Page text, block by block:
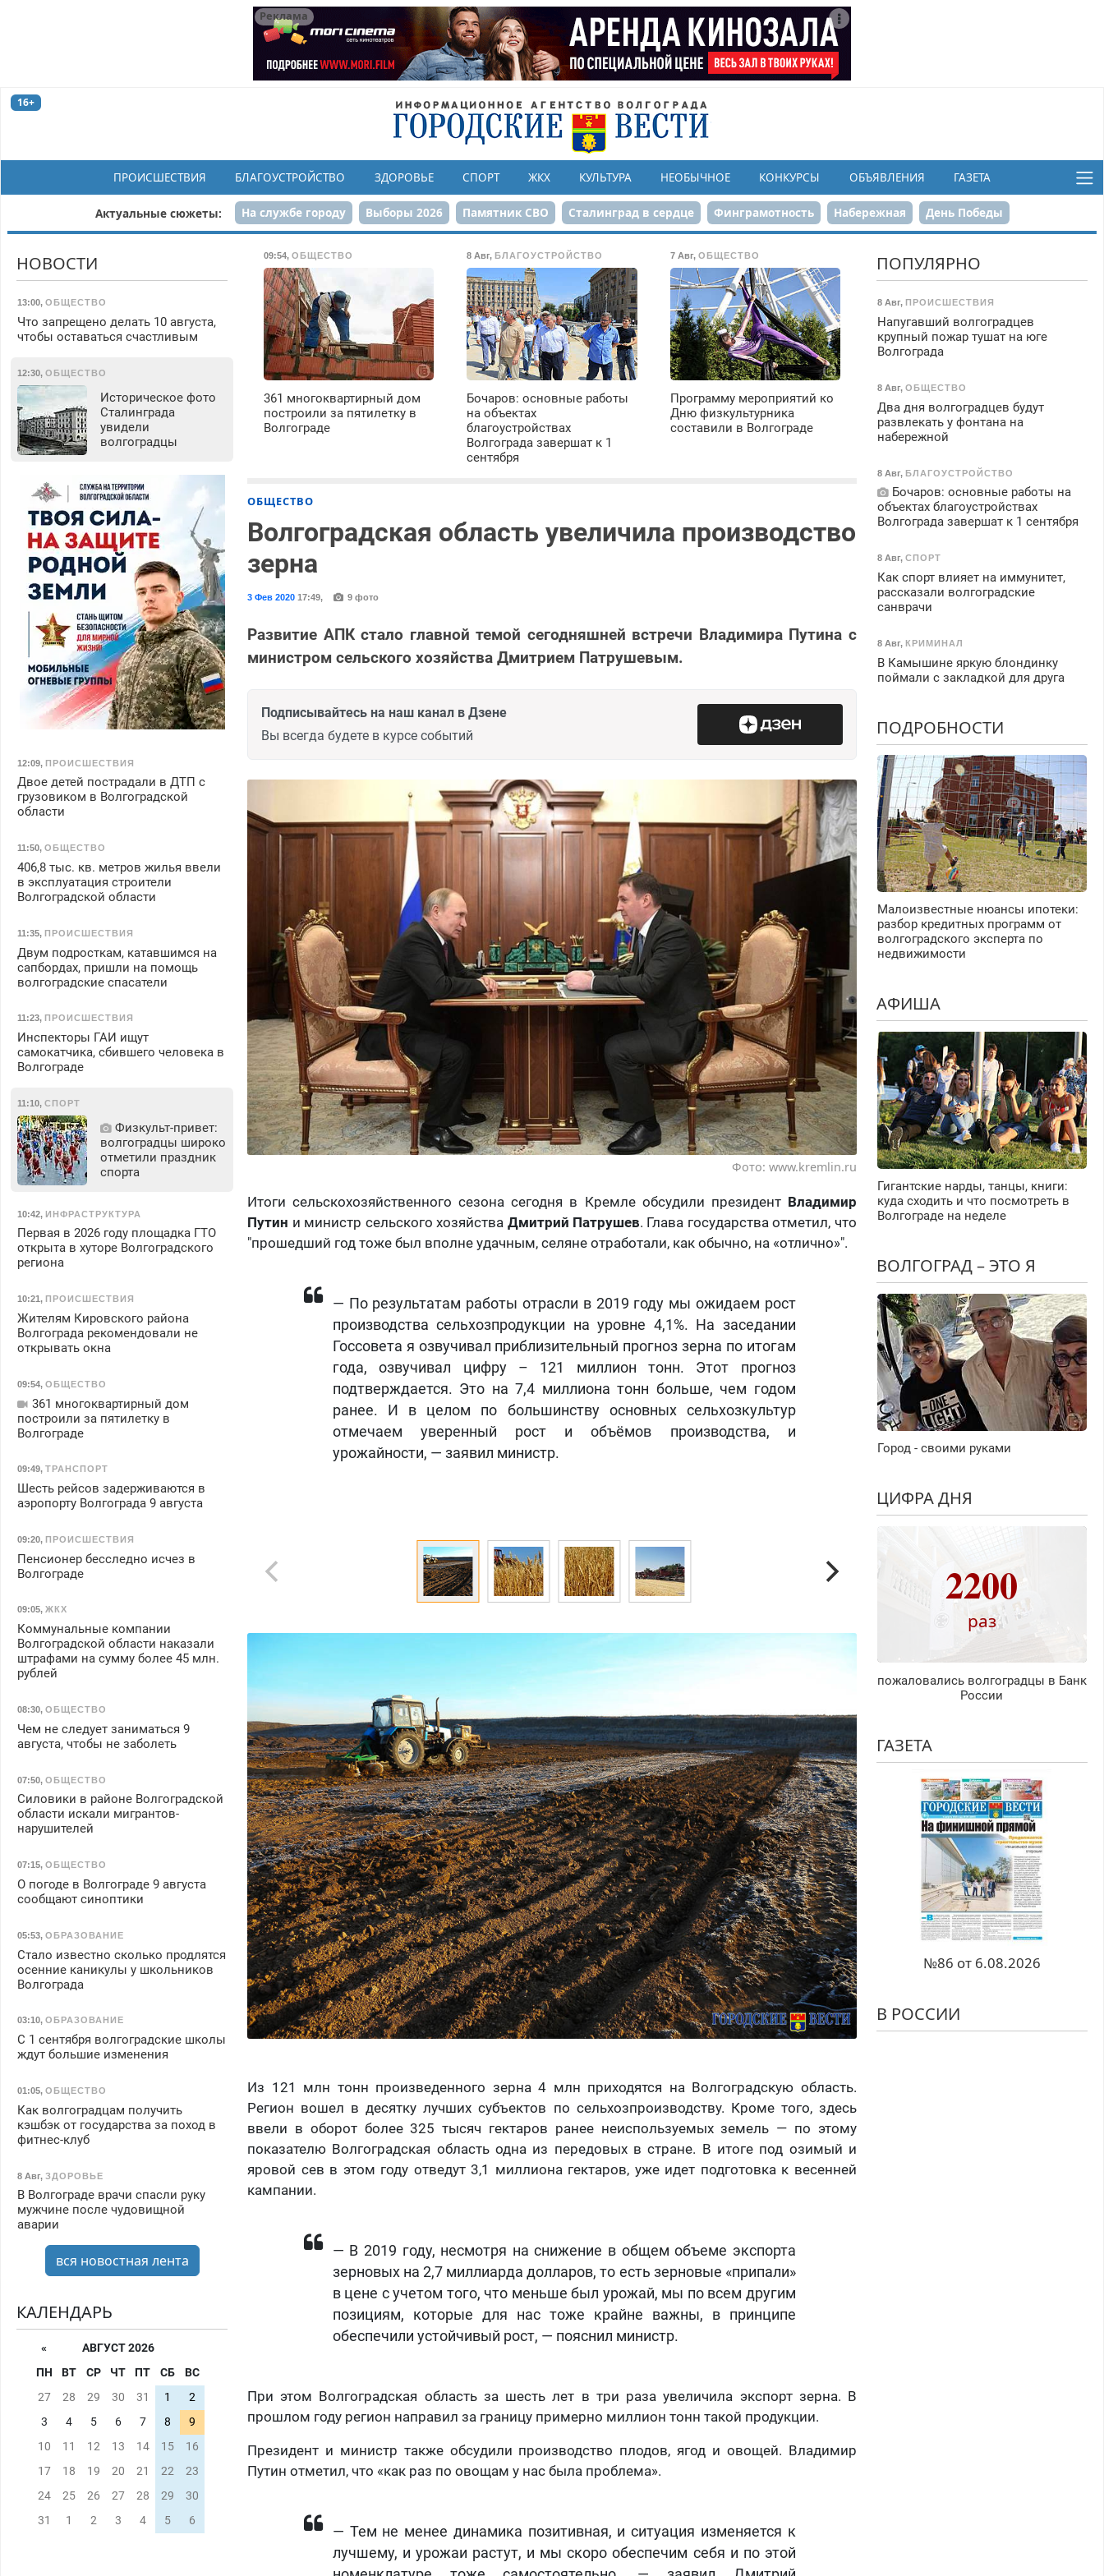
Реклама
16+
ПРОИСШЕСТВИЯ БЛАГОУСТРОЙСТВО ЗДОРОВЬЕ СПОРТ ЖКХ КУЛЬТУРА НЕОБЫЧНОЕ КОНКУРСЫ ОБЪЯВЛЕНИЯ ГАЗЕТА
Актуальные сюжеты: На службе городу Выборы 2026 Памятник СВО Сталинград в сердце Финграмотность Набережная День Победы
Реконструкция ЦПКиО 80-летие Победы Парк Героев-летчиков
09:54,ОБЩЕСТВО
361 многоквартирный дом
построили за пятилетку в
Волгограде
8 Авг, БЛАГОУСТРОЙСТВО
Бочаров: основные работы
на объектах
благоустройствах
Волгограда завершат к 1
сентября
7 Авг, ОБЩЕСТВО
Программу мероприятий ко
Дню физкультурника
составили в Волгограде
ОБЩЕСТВО
Волгоградская область увеличила производство
зерна
3 Фев 2020 17:49, 9 фото
Развитие АПК стало главной темой сегодняшней встречи Владимира Путина с
министром сельского хозяйства Дмитрием Патрушевым.
Подписывайтесь на наш канал в Дзене
Вы всегда будете в курсе событий
Фото: www.kremlin.ru
Итоги сельскохозяйственного сезона сегодня в Кремле обсудили президент Владимир
Путин и министр сельского хозяйства Дмитрий Патрушев. Глава государства отметил, что
"прошедший год тоже был вполне удачным, селяне отработали, как обычно, на «отлично»".
— По результатам работы отрасли в 2019 году мы ожидаем рост
производства сельхозпродукции на уровне 4,1%. На заседании
Госсовета я озвучивал приблизительный прогноз зерна по итогам
года, озвучивал цифру – 121 миллион тонн. Этот прогноз
подтверждается. Это на 7,4 миллиона тонн больше, чем годом
ранее. И в целом по большинству основных сельхозкультур
отмечаем уверенный рост и объёмов производства, и
урожайности, — заявил министр.
Из 121 млн тонн произведенного зерна 4 млн приходятся на Волгоградскую область.
Регион вошел в десятку лучших субъектов по сельхозпроизводству. Кроме того, здесь
ввели в оборот более 325 тысяч гектаров ранее неиспользуемых земель — по этому
показателю Волгоградская область одна из передовых в стране. В итоге под озимый и
яровой сев в этом году отведут 3,1 миллиона гектаров, уже идет подготовка к весенней
кампании.
— В 2019 году, несмотря на снижение в общем объеме экспорта
зерновых на 2,7 миллиарда долларов, то есть зерновые «припали»
в цене с учетом того, что меньше был урожай, мы по всем другим
позициям, которые для нас тоже крайне важны, в принципе
обеспечили устойчивый рост, — пояснил министр.
При этом Волгоградская область за шесть лет в три раза увеличила экспорт зерна. В
прошлом году регион направил за границу примерно миллион тонн такой продукции.
Президент и министр также обсудили производство плодов, ягод и овощей. Владимир
Путин отметил, что «как раз по овощам у нас была проблема».
— Тем не менее динамика позитивная, и ситуация изменяется к
лучшему, и урожаи растут, и мы скоро обеспечим себя и по этой
НОВОСТИ
13:00, ОБЩЕСТВО
Что запрещено делать 10 августа,
чтобы оставаться счастливым
12:30, ОБЩЕСТВО
Историческое фото
Сталинграда
увидели
волгоградцы
12:09, ПРОИСШЕСТВИЯ
Двое детей пострадали в ДТП с
грузовиком в Волгоградской
области
11:50, ОБЩЕСТВО
406,8 тыс. кв. метров жилья ввели
в эксплуатация строители
Волгоградской области
11:35, ПРОИСШЕСТВИЯ
Двум подросткам, катавшимся на
сапбордах, пришли на помощь
волгоградские спасатели
11:23, ПРОИСШЕСТВИЯ
Инспекторы ГАИ ищут
самокатчика, сбившего человека в
Волгограде
11:10, СПОРТ
Физкульт‑привет:
волгоградцы широко
отметили праздник
спорта
10:42, ИНФРАСТРУКТУРА
Первая в 2026 году площадка ГТО
открыта в хуторе Волгоградского
региона
10:21, ПРОИСШЕСТВИЯ
Жителям Кировского района
Волгограда рекомендовали не
открывать окна
09:54, ОБЩЕСТВО
361 многоквартирный дом
построили за пятилетку в
Волгограде
09:49, ТРАНСПОРТ
Шесть рейсов задерживаются в
аэропорту Волгограда 9 августа
09:20, ПРОИСШЕСТВИЯ
Пенсионер бесследно исчез в
Волгограде
09:05, ЖКХ
Коммунальные компании
Волгоградской области наказали
штрафами на сумму более 45 млн.
рублей
08:30, ОБЩЕСТВО
Чем не следует заниматься 9
августа, чтобы не заболеть
07:50, ОБЩЕСТВО
Силовики в районе Волгоградской
области искали мигрантов-
нарушителей
07:15, ОБЩЕСТВО
О погоде в Волгограде 9 августа
сообщают синоптики
05:53, ОБРАЗОВАНИЕ
Стало известно сколько продлятся
осенние каникулы у школьников
Волгограда
03:10, ОБРАЗОВАНИЕ
С 1 сентября волгоградские школы
ждут большие изменения
01:05, ОБЩЕСТВО
Как волгоградцам получить
кэшбэк от государства за поход в
фитнес-клуб
8 Авг, ЗДОРОВЬЕ
В Волгограде врачи спасли руку
мужчине после чудовищной
аварии
вся новостная лента
КАЛЕНДАРЬ
«
АВГУСТ 2026
ПН
ВТ СР ЧТ ПТ СБ
ВС
27
28 29 30 31 1
2
3
4 5 6 7 8
9
10
11 12 13 14 15
16
17
18 19 20 21 22
23
24
25 26 27 28 29
30
31
1 2 3 4 5 6
ПОПУЛЯРНО
8 Авг, ПРОИСШЕСТВИЯ
Напугавший волгоградцев
крупный пожар тушат на юге
Волгограда
8 Авг, ОБЩЕСТВО
Два дня волгоградцев будут
развлекать у фонтана на
набережной
8 Авг, БЛАГОУСТРОЙСТВО
Бочаров: основные работы на
объектах благоустройствах
Волгограда завершат к 1 сентября
8 Авг, СПОРТ
Как спорт влияет на иммунитет,
рассказали волгоградские
санврачи
8 Авг, КРИМИНАЛ
В Камышине яркую блондинку
поймали с закладкой для друга
ПОДРОБНОСТИ
Малоизвестные нюансы ипотеки:
разбор кредитных программ от
волгоградского эксперта по
недвижимости
АФИША
Гигантские нарды, танцы, книги:
куда сходить и что посмотреть в
Волгограде на неделе
ВОЛГОГРАД – ЭТО Я
Город - своими руками
ЦИФРА ДНЯ
2200
раз
пожаловались волгоградцы в Банк
России
ГАЗЕТА
№86 от 6.08.2026
В РОССИИ